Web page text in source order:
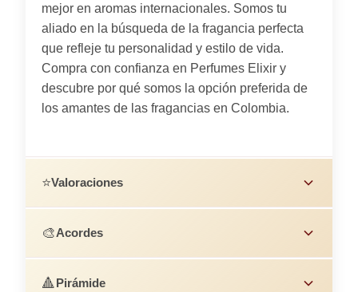
mejor en aromas internacionales. Somos tu
aliado en la búsqueda de la fragancia perfecta
que refleje tu personalidad y estilo de vida.
Compra con confianza en Perfumes Elixir y
descubre por qué somos la opción preferida de
los amantes de las fragancias en Colombia.
⭐Valoraciones
🎨Acordes
🔺Pirámide